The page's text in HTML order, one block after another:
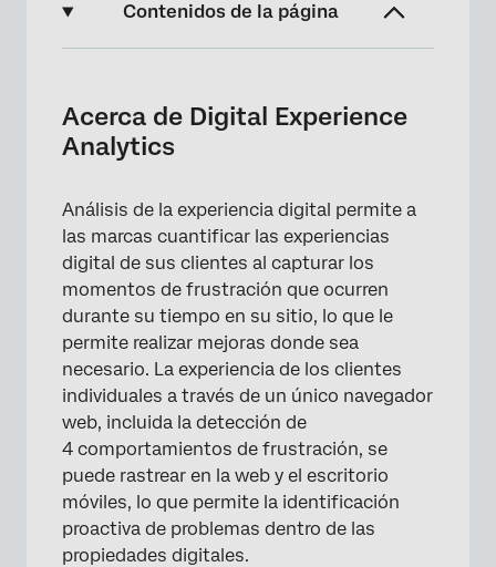
Contenidos de la página
Repetición de la sesión
Detección de frustración
digital
Asistencia Digital
Visualización de datos en un tablero
Preguntas frequentes
Acerca de Digital Experience
Analytics
Análisis de la experiencia digital permite a
las marcas cuantificar las experiencias
digital de sus clientes al capturar los
momentos de frustración que ocurren
durante su tiempo en su sitio, lo que le
permite realizar mejoras donde sea
necesario. La experiencia de los clientes
individuales a través de un único navegador
web, incluida la detección de
4 comportamientos de frustración, se
puede rastrear en la web y el escritorio
móviles, lo que permite la identificación
proactiva de problemas dentro de las
propiedades digitales.